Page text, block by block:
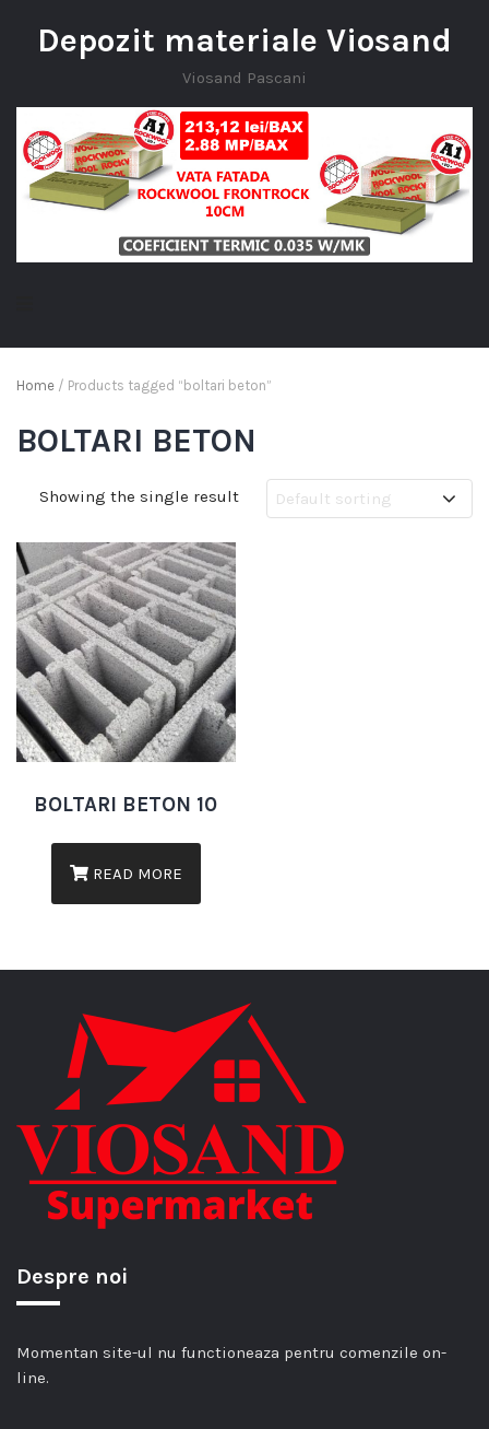
Depozit materiale Viosand
Viosand Pascani
Home / Products tagged “boltari beton”
BOLTARI BETON
Showing the single result
BOLTARI BETON 10
READ MORE
Despre noi
Momentan site-ul nu functioneaza pentru comenzile on-
line.